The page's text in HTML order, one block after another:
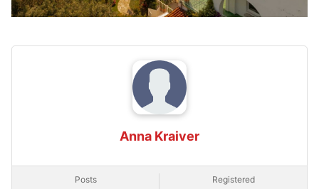
Anna Kraiver
Posts Registered